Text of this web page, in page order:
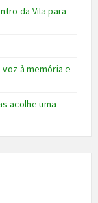
da Vila para
à memória e
acolhe uma